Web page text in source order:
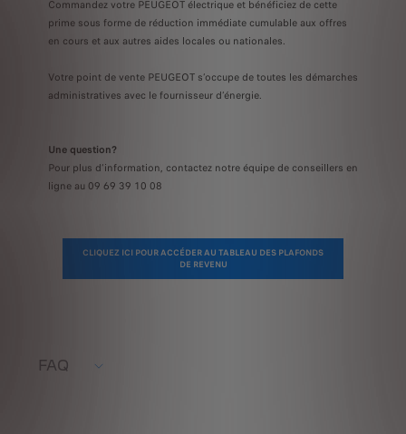
Commandez votre PEUGEOT électrique et bénéficiez de cette
prime sous forme de réduction immédiate cumulable aux offres
en cours et aux autres aides locales ou nationales.
Votre point de vente PEUGEOT s’occupe de toutes les démarches
administratives avec le fournisseur d’énergie.
Une question?
Pour plus d’information, contactez notre équipe de conseillers en
ligne au 09 69 39 10 08
CLIQUEZ ICI POUR ACCÉDER AU TABLEAU DES PLAFONDS
DE REVENU
FAQ